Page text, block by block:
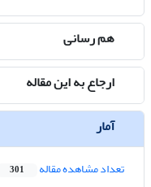
هم رسانی
ارجاع به این مقاله
آمار
تعداد مشاهده مقاله 301